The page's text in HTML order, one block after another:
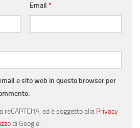
Email *
e sito web in questo browser per
ed è soggetto alla Privacy
di Google.